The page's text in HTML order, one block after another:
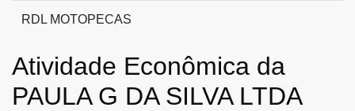
RDL MOTOPECAS
Atividade Econômica da
PAULA G DA SILVA LTDA